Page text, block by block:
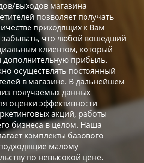
выходов магазина
позволяет получать
приходящих к Вам
забывать, что любой вошедший
клиентом, который
дополнительную прибыль.
осуществлять постоянный
в магазине. В дальнейшем
получаемых данных
оценки эффективности
акций, работы
бизнеса в целом. Наша
комплекты базового
малому
по невысокой цене.